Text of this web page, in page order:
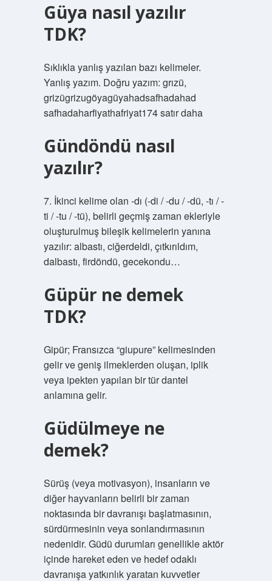
Güya nasıl yazılır
TDK?
Sıklıkla yanlış yazılan bazı kelimeler.
Yanlış yazım. Doğru yazım: grızü,
grizügrizugöyagüyahadsafhadahad
safhadaharfiyathafriyat174 satır daha
Gündöndü nasıl
yazılır?
7. İkinci kelime olan -dı (-di / -du / -dü, -tı / -
ti / -tu / -tü), belirli geçmiş zaman ekleriyle
oluşturulmuş bileşik kelimelerin yanına
yazılır: albastı, ciğerdeldi, çıtkırıldım,
dalbastı, firdöndü, gecekondu…
Güpür ne demek
TDK?
Gipür; Fransızca “giupure” kelimesinden
gelir ve geniş ilmeklerden oluşan, iplik
veya ipekten yapılan bir tür dantel
anlamına gelir.
Güdülmeye ne
demek?
Sürüş (veya motivasyon), insanların ve
diğer hayvanların belirli bir zaman
noktasında bir davranışı başlatmasının,
sürdürmesinin veya sonlandırmasının
nedenidir. Güdü durumları genellikle aktör
içinde hareket eden ve hedef odaklı
davranışa yatkınlık yaratan kuvvetler